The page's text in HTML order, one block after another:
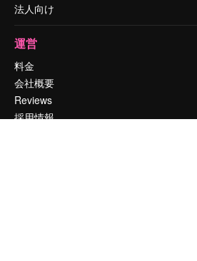
法人向け
運営
料金
会社概要
Reviews
採用情報